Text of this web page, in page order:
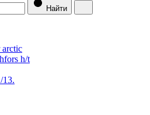
Найти
arctic
h/t
13.